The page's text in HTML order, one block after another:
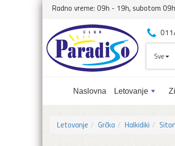
Radno vreme: 09h - 19h, subotom
Naslovna Letovanje
Sve
Letovanje Grčka Halkidiki